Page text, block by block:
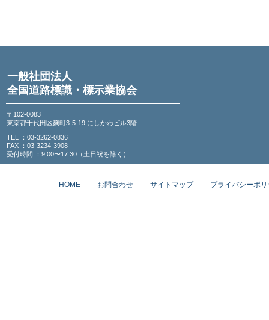
一般社団法人
全国道路標識・標示業協会
〒102-0083
東京都千代田区麹町3-5-19 にしかわビル3階
TEL ：03-3262-0836
FAX ：03-3234-3908
受付時間 ：9:00〜17:30（土日祝を除く）
HOME お問合わせ サイトマップ プライバシーポ